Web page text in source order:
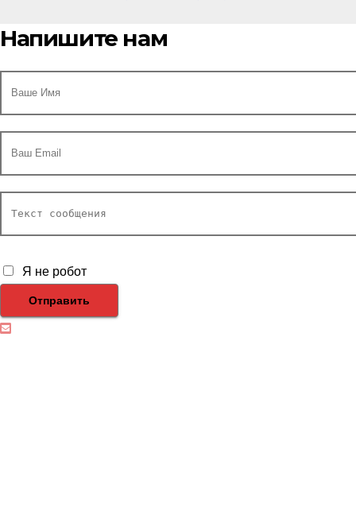
Напишите нам
Я не робот
Отправить